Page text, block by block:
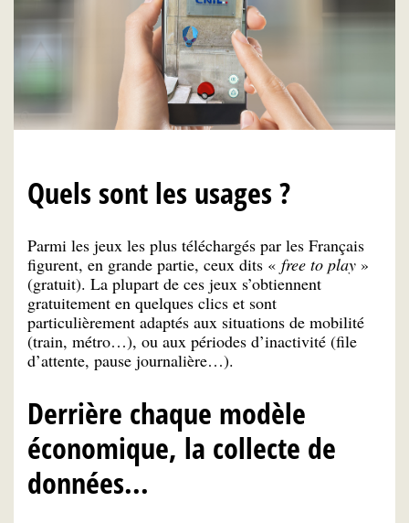
Quels sont les usages ?
Parmi les jeux les plus téléchargés par les Français
figurent, en grande partie, ceux dits « free to play »
(gratuit). La plupart de ces jeux s’obtiennent
gratuitement en quelques clics et sont
particulièrement adaptés aux situations de mobilité
(train, métro…), ou aux périodes d’inactivité (file
d’attente, pause journalière…).
Derrière chaque modèle
économique, la collecte de
données...